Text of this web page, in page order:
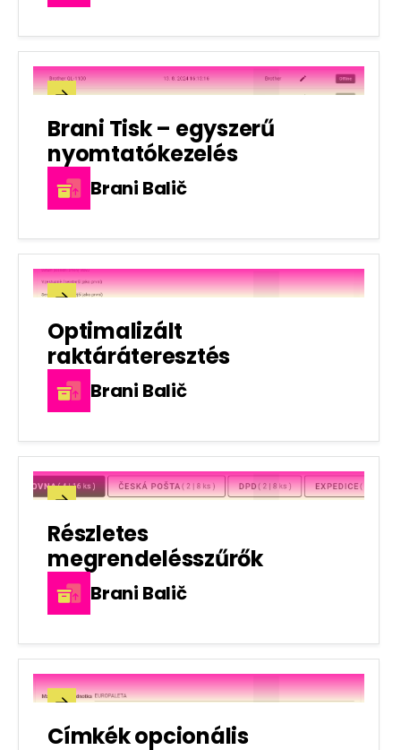

Brani Tisk – egyszerű
nyomtatókezelés
Brani Balič

Optimalizált
raktáráteresztés
Brani Balič

Részletes
megrendelésszűrők
Brani Balič

Címkék opcionális